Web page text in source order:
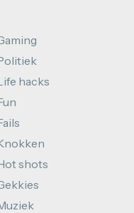
hacks
shots